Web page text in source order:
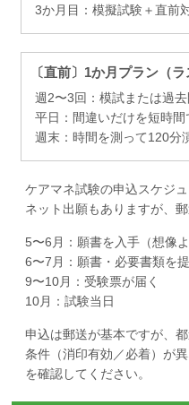
3か月目：模擬試験＋直前
〔直前〕1か月プラン（ラ
週2〜3回：模試または過
平日：間違いだけを短時間
週末：時間を測って120
ケアマネ試験の申込スケジ
ネット出願もありますが、郵
5〜6月：願書を入手（想像
6〜7月：願書・必要書類を
9〜10月：受験票が届く
10月：試験当日
申込は郵送が基本ですが、
条件（消印有効／必着）が
を確認してください。